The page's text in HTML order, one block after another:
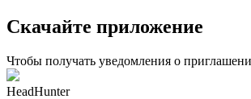
Скачайте приложение
Чтобы получать уведомления о
HeadHunter